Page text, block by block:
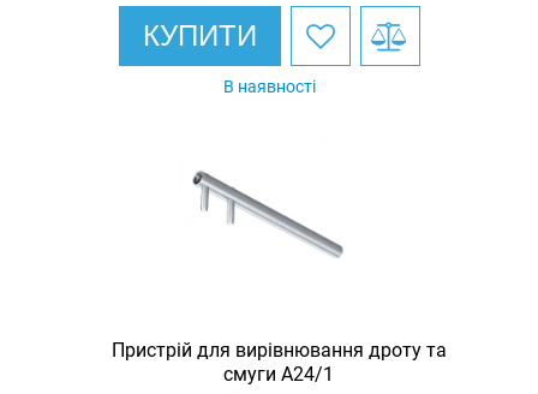
КУПИТИ
В наявності
Пристрій для вирівнювання дроту та
смуги A24/1